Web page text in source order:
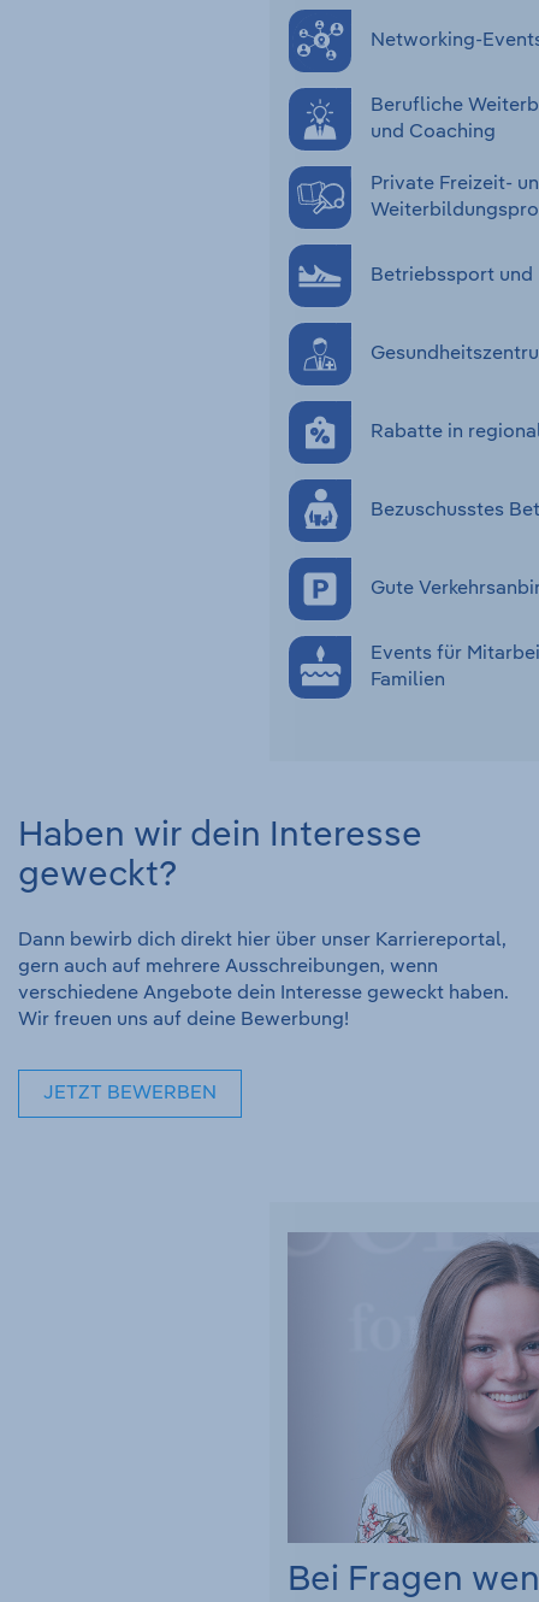
Networking-
Berufliche
und Coaching
Private Freizeit-
Betriebssport und
Rabatte in
Bezuschusstes
Gute
Events für
Familien
Haben wir dein Interesse
geweckt?
Dann bewirb dich direkt hier über unser Karriereportal,
gern auch auf mehrere Ausschreibungen, wenn
verschiedene Angebote dein Interesse geweckt haben.
Wir freuen uns auf deine Bewerbung!
JETZT BEWERBEN
Bei Fragen